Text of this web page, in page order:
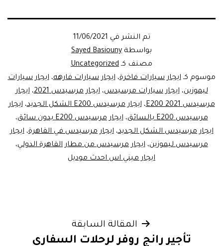
تم النشر في 11/06/2021
بواسطة Sayed Basiouny
مصنف كـ Uncategorized
موسوم كـايجار سيارات فاخرة،ايجار سيارات فارهه،ايجار سيارات
ليموزين،ايجار سيارات مرسيدس،ايجار مرسيدس 2021 ،ايجار
مرسيدس E200 2021
،ايجار مرسيدس E200 الشكل الجديد ،ايجار
مرسيدس E200 بالسائق
،ايجار مرسيدس E200 بدون سائق
،
ايجار مرسيدس الشكل الجديد،ايجار مرسيدس في القاهرة،ايجار
مرسيدس ليموزين،ايجار مرسيدس من مطار القاهرة الدولي،
ايجار ميني اس احدث موديل
تصفّح
المقالة السابقة
تأجير رانج روفر لرحلات السفارى